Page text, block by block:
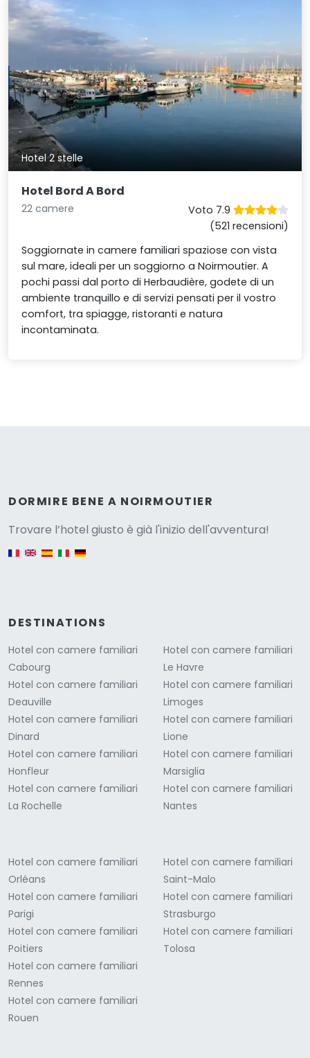
Hotel 2 stelle
Hotel Bord A Bord
22 camere
Voto 7.9
(521 recensioni)
Soggiornate in camere familiari spaziose con vista
sul mare, ideali per un soggiorno a Noirmoutier. A
pochi passi dal porto di Herbaudière, godete di un
ambiente tranquillo e di servizi pensati per il vostro
comfort, tra spiagge, ristoranti e natura
incontaminata.
DORMIRE BENE A NOIRMOUTIER
Trovare l’hotel giusto è già l'inizio dell'avventura!
DESTINATIONS
Hotel con camere familiari
Cabourg
Hotel con camere familiari
Deauville
Hotel con camere familiari
Dinard
Hotel con camere familiari
Honfleur
Hotel con camere familiari
La Rochelle
Hotel con camere familiari
Le Havre
Hotel con camere familiari
Limoges
Hotel con camere familiari
Lione
Hotel con camere familiari
Marsiglia
Hotel con camere familiari
Nantes
Hotel con camere familiari
Orléans
Hotel con camere familiari
Parigi
Hotel con camere familiari
Poitiers
Hotel con camere familiari
Rennes
Hotel con camere familiari
Rouen
Hotel con camere familiari
Saint-Malo
Hotel con camere familiari
Strasburgo
Hotel con camere familiari
Tolosa